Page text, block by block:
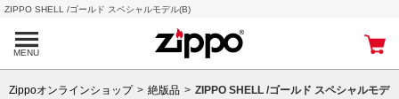
ZIPPO SHELL /ゴールド スペシャルモデル(B)
MENU
Zippoオンラインショップ 絶版品
ZIPPO SHELL /ゴールド スペシャルモデ